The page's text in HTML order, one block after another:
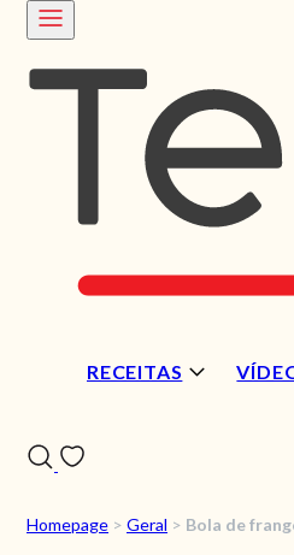
RECEITAS
Homepage > Geral > Bola de